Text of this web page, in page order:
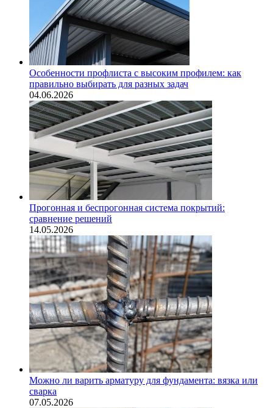
Особенности профлиста с высоким профилем: как
правильно выбирать для разных задач
04.06.2026
Прогонная и беспрогонная система покрытий:
сравнение решений
14.05.2026
Можно ли варить арматуру для фундамента: вязка или
сварка
07.05.2026